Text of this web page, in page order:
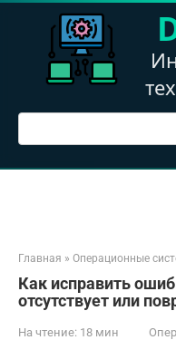
Перейти
Поиск:
Главная » Операционные
Как исправить
отсутствует или
На чтение: 18 мин